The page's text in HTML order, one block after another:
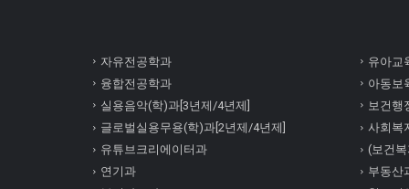
자유전공학과
융합전공학과
실용음악(학)과[3년제/4년제]
글로벌실용무용(학)과[2년제/4년제]
유튜브크리에이터과
연기과
유아교
아동보
보건행
사회복
(보건
부동산